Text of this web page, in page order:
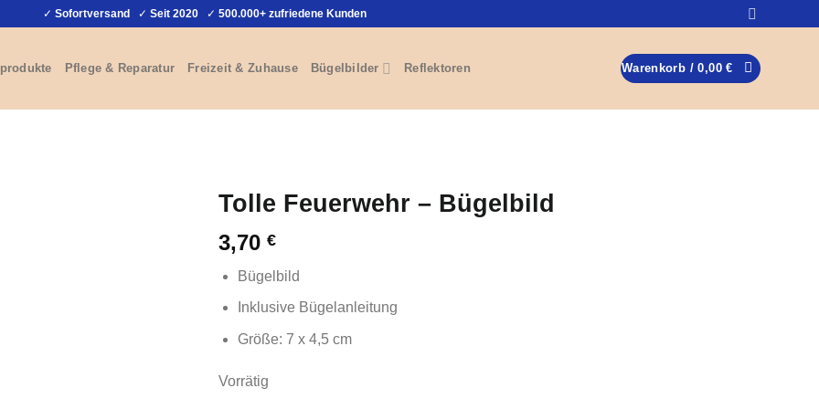
✓ Sofortversand ✓ Seit 2020 ✓ 500.000+ zufriedene Kunden
Pflege & Reparatur Freizeit & Zuhause Bügelbilder Reflektoren Warenkorb /0,00€
Tolle Feuerwehr – Bügelbild
3,70 €
Bügelbild
Inklusive Bügelanleitung
Größe: 7 x 4,5 cm
Vorrätig